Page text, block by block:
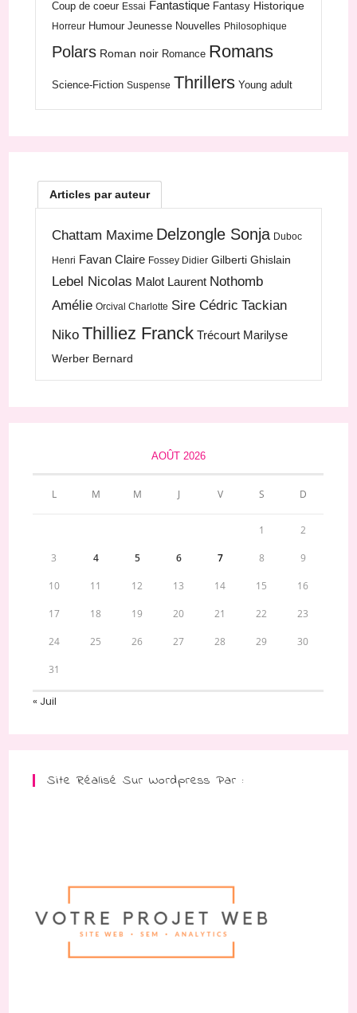
Coup de coeur Essai Fantastique Fantasy Historique
Horreur Humour Jeunesse Nouvelles Philosophique
Polars Roman noir Romance Romans
Science-Fiction Suspense Thrillers Young adult
Articles par auteur
Chattam Maxime Delzongle Sonja Duboc
Henri Favan Claire Fossey Didier Gilberti Ghislain
Lebel Nicolas Malot Laurent Nothomb
Amélie Orcival Charlotte Sire Cédric Tackian
Niko Thilliez Franck Trécourt Marilyse
Werber Bernard
AOÛT 2026
L M M J V S D
1 2
3 4 5 6 7 8 9
10 11 12 13 14 15 16
17 18 19 20 21 22 23
24 25 26 27 28 29 30
31
« Juil
Site Réalisé Sur Wordpress Par :